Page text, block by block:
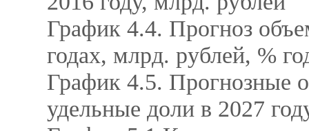
График 4.4. Прогноз
годах, млрд. рублей, %
График 4.5. Прогнозные
удельные доли в 2027